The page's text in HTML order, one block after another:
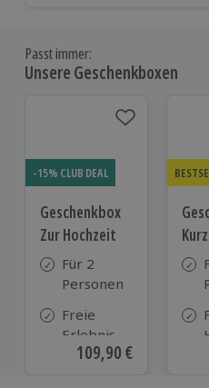
Passt immer:
Unsere Geschenkboxen
-15% CLUB DEAL
Geschenkbox
Zur Hochzeit
Für 2
Personen
Freie
Erlebnis-
Auswahl
Aktueller Preis
109,90 €